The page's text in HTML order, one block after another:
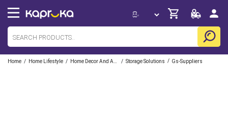
Home / Home Lifestyle / / Storage Solutions / Gs-Suppliers